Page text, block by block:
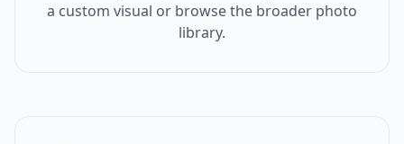
a custom visual or browse the broader photo
library.